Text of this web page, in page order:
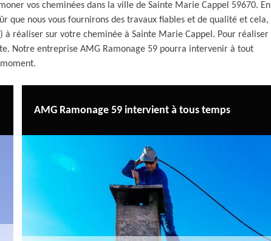
vos cheminées dans la ville de Sainte Marie Cappel 59670. En
que nous vous fournirons des travaux fiables et de qualité et cela,
réaliser sur votre cheminée à Sainte Marie Cappel. Pour réaliser
Notre entreprise AMG Ramonage 59 pourra intervenir à tout
moment.
AMG Ramonage 59 intervient à tous temps